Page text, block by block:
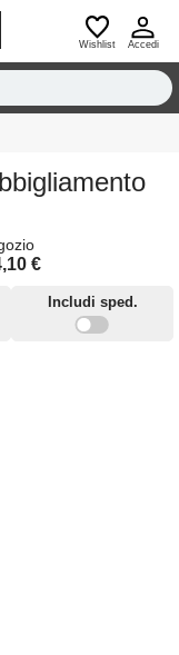
Wishlist Accedi
€
Includi sped.